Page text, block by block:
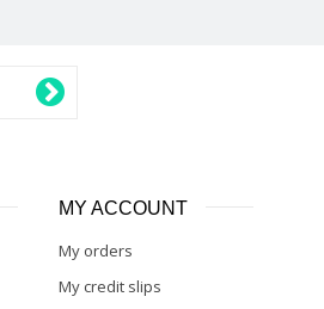
MY ACCOUNT
My orders
My credit slips